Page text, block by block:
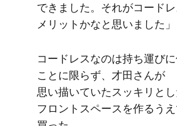
できました。​それが​コード
メリットかなと​思いました」
コードレスなのは​持ち運び
ことに​限らず、​才田さんが​
思い描いていた​スッキリとし
フロントスペースを​作るう